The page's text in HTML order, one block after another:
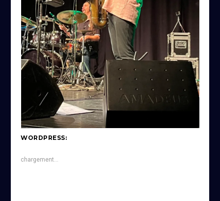
WORDPRESS:
chargement…